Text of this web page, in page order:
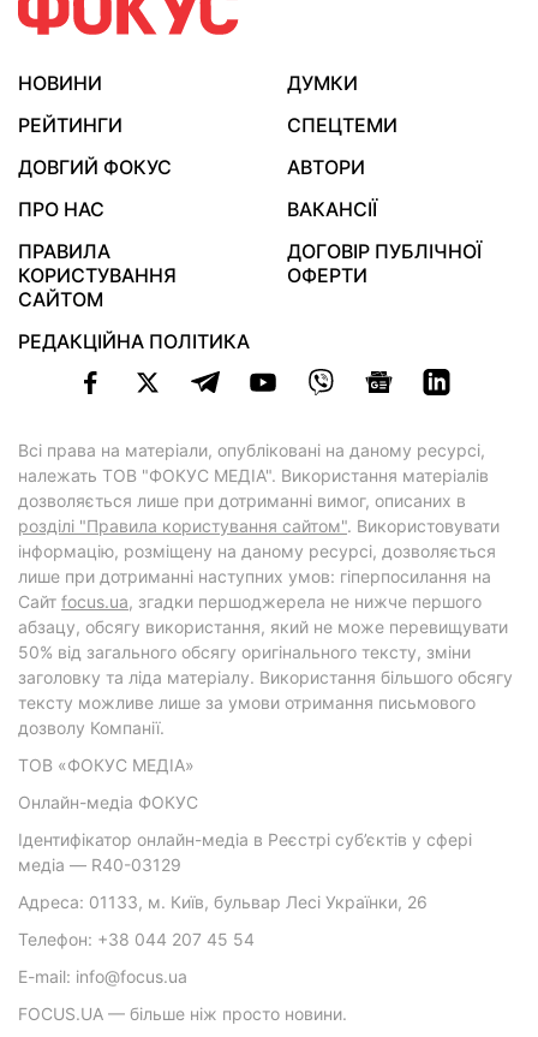
НОВИНИ
ДУМКИ
РЕЙТИНГИ
СПЕЦТЕМИ
ДОВГИЙ ФОКУС
АВТОРИ
ПРО НАС
ВАКАНСІЇ
ПРАВИЛА
КОРИСТУВАННЯ
САЙТОМ
ДОГОВІР ПУБЛІЧНОЇ
ОФЕРТИ
РЕДАКЦІЙНА ПОЛІТИКА
Всі права на матеріали, опубліковані на даному ресурсі,
належать ТОВ "ФОКУС МЕДІА". Використання матеріалів
дозволяється лише при дотриманні вимог, описаних в
розділі "Правила користування сайтом". Використовувати
інформацію, розміщену на даному ресурсі, дозволяється
лише при дотриманні наступних умов: гіперпосилання на
Cайт focus.ua, згадки першоджерела не нижче першого
абзацу, обсягу використання, який не може перевищувати
50% від загального обсягу оригінального тексту, зміни
заголовку та ліда матеріалу. Використання більшого обсягу
тексту можливе лише за умови отримання письмового
дозволу Компанії.
ТОВ «ФОКУС МЕДІА»
Онлайн-медіа ФОКУС
Ідентифікатор онлайн-медіа в Реєстрі суб’єктів у сфері
медіа — R40-03129
Адреса: 01133, м. Київ, бульвар Лесі Українки, 26
Телефон: +38 044 207 45 54
E-mail: info@focus.ua
FOCUS.UA — більше ніж просто новини.